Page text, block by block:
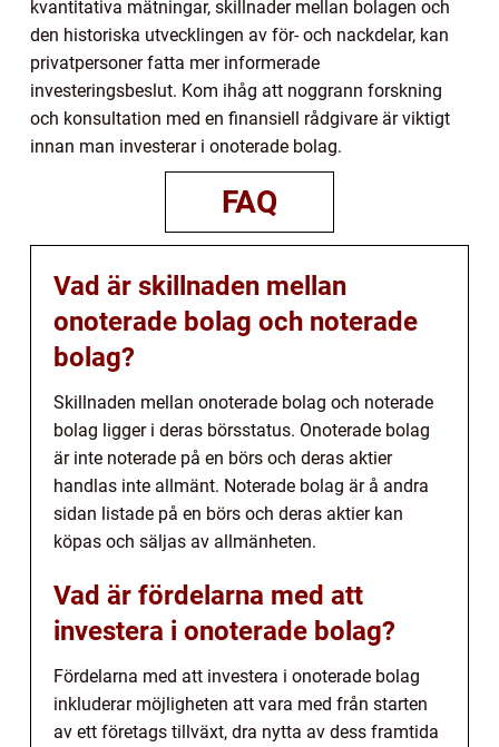
kvantitativa mätningar, skillnader mellan bolagen och
den historiska utvecklingen av för- och nackdelar, kan
privatpersoner fatta mer informerade
investeringsbeslut. Kom ihåg att noggrann forskning
och konsultation med en finansiell rådgivare är viktigt
innan man investerar i onoterade bolag.
FAQ
Vad är skillnaden mellan
onoterade bolag och noterade
bolag?
Skillnaden mellan onoterade bolag och noterade
bolag ligger i deras börsstatus. Onoterade bolag
är inte noterade på en börs och deras aktier
handlas inte allmänt. Noterade bolag är å andra
sidan listade på en börs och deras aktier kan
köpas och säljas av allmänheten.
Vad är fördelarna med att
investera i onoterade bolag?
Fördelarna med att investera i onoterade bolag
inkluderar möjligheten att vara med från starten
av ett företags tillväxt, dra nytta av dess framtida